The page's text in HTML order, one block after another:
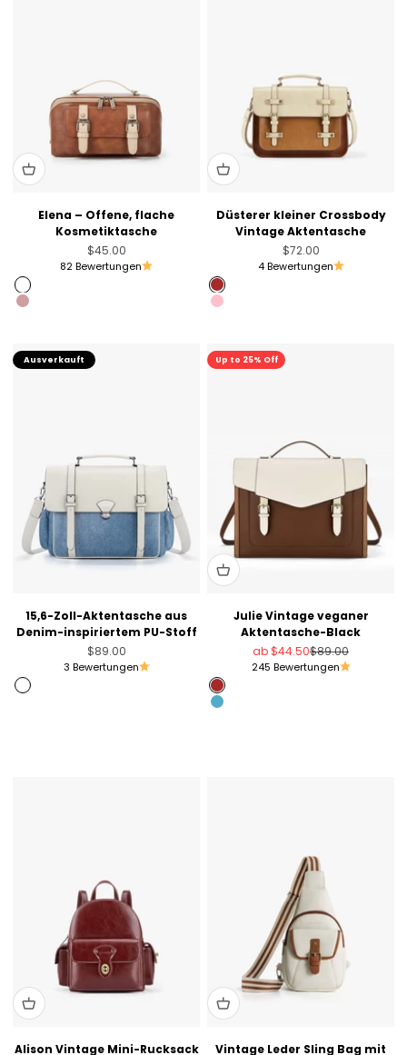
Elena – Offene, flache
Kosmetiktasche
Angebot
$45.00
82 Bewertungen
Rust Brown
Dusty Rose Pink
Düsterer kleiner Crossbody
Vintage Aktentasche
Angebot
$72.00
4 Bewertungen
Brown
Pink
Ausverkauft
15,6-Zoll-Aktentasche aus
Denim-inspiriertem PU-Stoff
Angebot
$89.00
3 Bewertungen
Denim-Imitation
Up to 25% Off
Sale
Julie Vintage veganer
Aktentasche-Black
Angebot
ab $44.50Regulärer Preis
$89.00
245 Bewertungen
Brown
Blau
Alison Vintage Mini-Rucksack
Vintage Leder Sling Bag mit